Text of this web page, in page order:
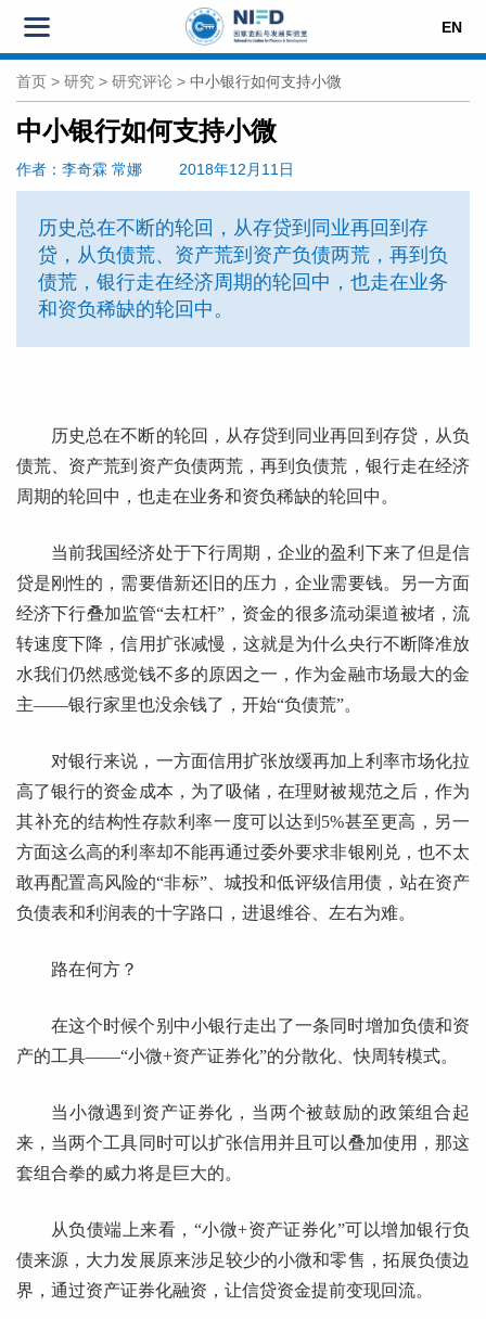
EN
首页 > 研究 > 研究评论 > 中小银行如何支持小微
中小银行如何支持小微
作者 ：李奇霖 常娜 2018年12月11日
历史总在不断的轮回，从存贷到同业再回到存
贷，从负债荒、资产荒到资产负债两荒，再到负
债荒，银行走在经济周期的轮回中，也走在业务
和资负稀缺的轮回中。
历史总在不断的轮回，从存贷到同业再回到存贷，从负
债荒、资产荒到资产负债两荒，再到负债荒，银行走在经济
周期的轮回中，也走在业务和资负稀缺的轮回中。
当前我国经济处于下行周期，企业的盈利下来了但是信
贷是刚性的，需要借新还旧的压力，企业需要钱。另一方面
经济下行叠加监管“去杠杆”，资金的很多流动渠道被堵，流
转速度下降，信用扩张减慢，这就是为什么央行不断降准放
水我们仍然感觉钱不多的原因之一，作为金融市场最大的金
主——银行家里也没余钱了，开始“负债荒”。
对银行来说，一方面信用扩张放缓再加上利率市场化拉
高了银行的资金成本，为了吸储，在理财被规范之后，作为
其补充的结构性存款利率一度可以达到5%甚至更高，另一
方面这么高的利率却不能再通过委外要求非银刚兑，也不太
敢再配置高风险的“非标”、城投和低评级信用债，站在资产
负债表和利润表的十字路口，进退维谷、左右为难。
路在何方？
在这个时候个别中小银行走出了一条同时增加负债和资
产的工具——“小微+资产证券化”的分散化、快周转模式。
当小微遇到资产证券化，当两个被鼓励的政策组合起
来，当两个工具同时可以扩张信用并且可以叠加使用，那这
套组合拳的威力将是巨大的。
从负债端上来看，“小微+资产证券化”可以增加银行负
债来源，大力发展原来涉足较少的小微和零售，拓展负债边
界，通过资产证券化融资，让信贷资金提前变现回流。